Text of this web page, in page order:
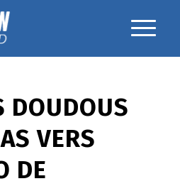
DOUDOUS
VERS
DE